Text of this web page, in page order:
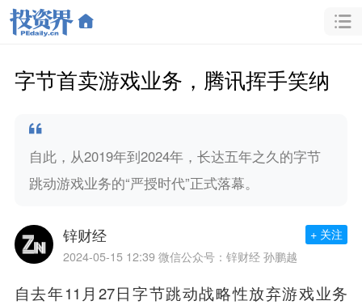
字节首卖游戏业务，腾讯挥手笑纳
自此，从2019年到2024年，长达五年之久的字节
跳动游戏业务的“严授时代”正式落幕。
锌财经
2024-05-15 12:39 微信公众号：锌财经 孙鹏越
+ 关注
自去年11月27日字节跳动战略性放弃游戏业务